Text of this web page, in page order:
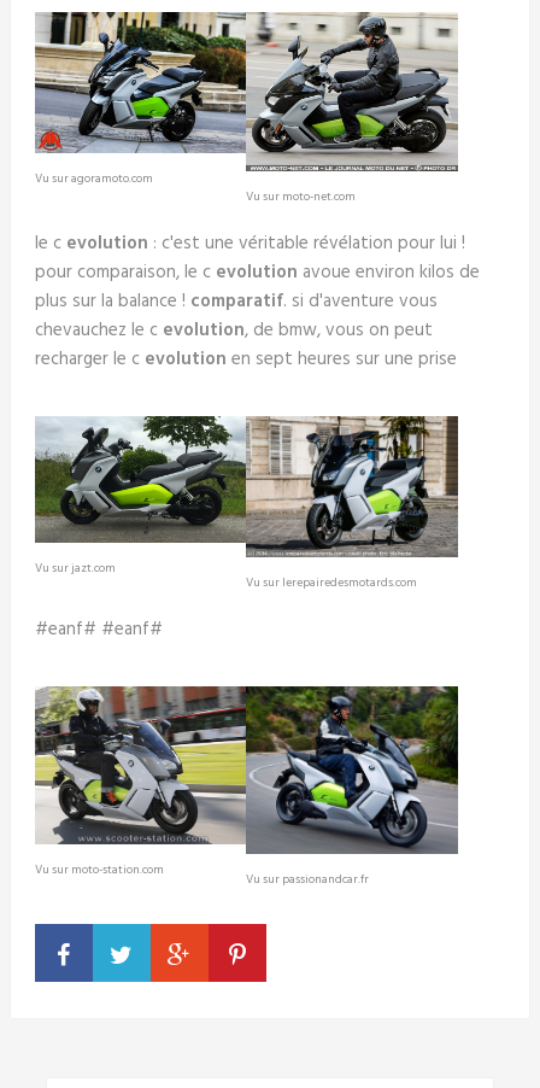
Vu sur agoramoto.com
Vu sur moto-net.com
le c evolution : c'est une véritable révélation pour lui !
pour comparaison, le c evolution avoue environ kilos de
plus sur la balance ! comparatif. si d'aventure vous
chevauchez le c evolution, de bmw, vous on peut
recharger le c evolution en sept heures sur une prise
Vu sur jazt.com
Vu sur lerepairedesmotards.com
#eanf# #eanf#
Vu sur moto-station.com Vu sur passionandcar.fr